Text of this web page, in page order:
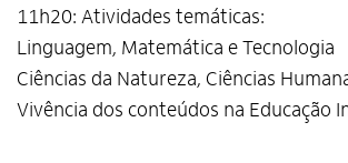
11h20: Atividades temáticas:
Linguagem, Matemática e Tecnologia
Ciências da Natureza, Ciências
Vivência dos conteúdos na Educação